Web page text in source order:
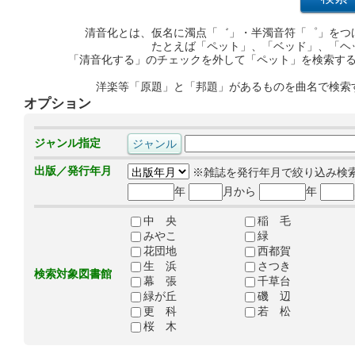
清音化とは、仮名に濁点「゛」・半濁音符「゜」を
たとえば「ペット」、「ベッド」、「
「清音化する」のチェックを外して「ペット」を検索
洋楽等「原題」と「邦題」があるものを曲名で検
オプション
ジャンル指定
出版／発行年月
※雑誌を発行年月で絞り込み検
年
月から 年
検索対象図書館
中 央
稲 毛
みやこ
緑
花団地
西都賀
生 浜
さつき
幕 張
千草台
緑が丘
磯 辺
更 科
若 松
桜 木